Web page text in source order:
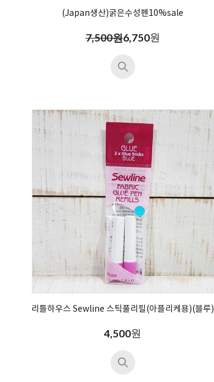
(Japan생산)굵은수성펜10%sale
7,500원6,750원
리틀하우스 Sewline 스틱풀리필(아플리케용)(블루)
4,500원